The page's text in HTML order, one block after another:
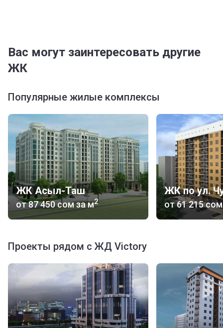
Вас могут заинтересовать другие
ЖК
Популярные жилые комплексы
ЖК Асыл-Таш
от‍87 450 сомза м2
ЖК по ул.
от‍61 215 сом
Проекты рядом с ЖД Victory